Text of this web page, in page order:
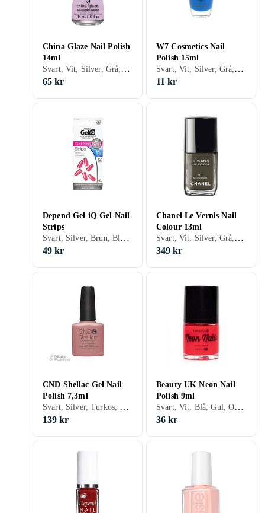
China Glaze Nail Polish
14ml
Svart, Vit, Silver, Grå, Turkos, Brun, Blå, Röd, Gul, Orange, Guld, Transparent, Grön, Beige, Rosa, Lila, Krackelerande, Glitter, Matt, Gel, Metallic, Neon, Holografiskt, Chrome, Nagellack, Nagelförstärkare, Torra droppar/spray, Snabbtorkning
65 kr
W7 Cosmetics Nail
Polish 15ml
Svart, Vit, Silver, Grå, Turkos, Brun, Blå, Röd, Gul, Orange, Guld, Transparent, Grön, Beige, Rosa, Lila, Krackelerande, Glitter, Matt, Gel, Metallic, Neon, Holografiskt, Chrome, Nagellack, Snabbtorkning, Anti-bite, Ridge filling
11 kr
Depend Gel iQ Gel Nail
Strips
Svart, Silver, Brun, Blå, Röd, Beige, Rosa, Lila, Gel, Metallic
49 kr
Chanel Le Vernis Nail
Colour 13ml
Svart, Vit, Silver, Grå, Turkos, Brun, Blå, Röd, Gul, Orange, Guld, Grön, Beige, Rosa, Lila, Glitter, Matt, Metallic, Neon, Chrome, Nagellack
349 kr
CND Shellac Gel Nail
Polish 7,3ml
Svart, Silver, Turkos, Blå, Röd, Orange, Guld, Grön, Beige, Rosa, Lila, Gel, Holografiskt, Chrome, Nagellack
139 kr
Beauty UK Neon Nail
Polish 9ml
Svart, Vit, Blå, Gul, Orange, Transparent, Grön, Rosa, Lila, Neon, Nagellack
36 kr